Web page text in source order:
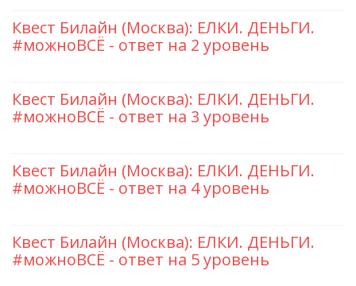
Квест Билайн (Москва): ЕЛКИ. ДЕНЬГИ.
#можноВСЁ - ответ на 2 уровень
Квест Билайн (Москва): ЕЛКИ. ДЕНЬГИ.
#можноВСЁ - ответ на 3 уровень
Квест Билайн (Москва): ЕЛКИ. ДЕНЬГИ.
#можноВСЁ - ответ на 4 уровень
Квест Билайн (Москва): ЕЛКИ. ДЕНЬГИ.
#можноВСЁ - ответ на 5 уровень